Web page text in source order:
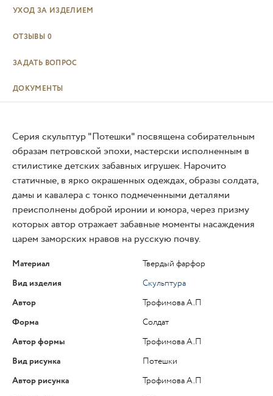
УХОД ЗА ИЗДЕЛИЕМ
ОТЗЫВЫ 0
ЗАДАТЬ ВОПРОС
ДОКУМЕНТЫ
Серия скульптур "Потешки" посвящена собирательным
образам петровской эпохи, мастерски исполненным в
стилистике детских забавных игрушек. Нарочито
статичные, в ярко окрашенных одеждах, образы солдата,
дамы и кавалера с тонко подмеченными деталями
преисполнены доброй иронии и юмора, через призму
которых автор отражает забавные моменты насаждения
царем заморских нравов на русскую почву.
Материал
Твердый фарфор
Вид изделия
Скульптура
Автор
Трофимова А.П
Форма
Солдат
Автор формы
Трофимова А.П
Вид рисунка
Потешки
Автор рисунка
Трофимова А.П